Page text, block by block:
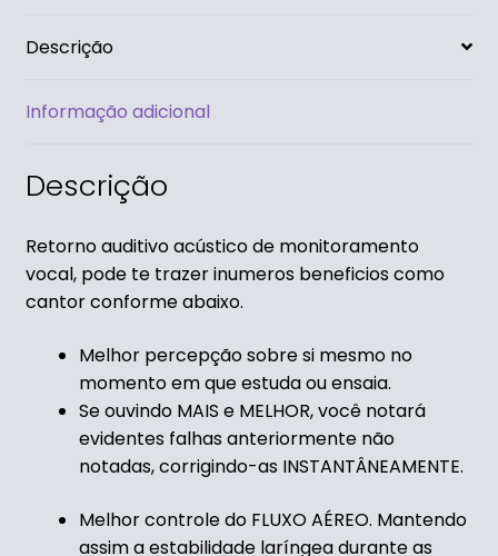
Descrição
Informação adicional
Descrição
Retorno auditivo acústico de monitoramento
vocal, pode te trazer inumeros beneficios como
cantor conforme abaixo.
Melhor percepção sobre si mesmo no
momento em queestuda ou ensaia.
Se ouvindo MAIS e MELHOR,você notará
evidentes falhas anteriormente não
notadas,corrigindo-as INSTANTÂNEAMENTE.
Melhor controle do FLUXO AÉREO. Mantendo
assima estabilidade laríngeadurante as